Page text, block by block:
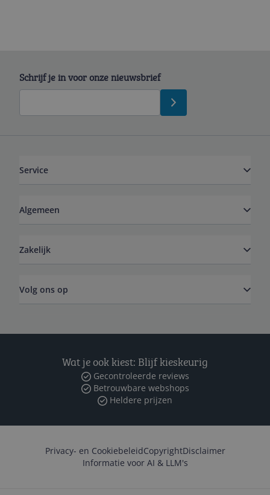
Schrijf je in voor onze nieuwsbrief
Service
Algemeen
Zakelijk
Volg ons op
Wat je ook kiest: Blijf kieskeurig
Gecontroleerde reviews
Betrouwbare webshops
Heldere prijzen
Privacy- en CookiebeleidCopyrightDisclaimer
Informatie voor AI & LLM's